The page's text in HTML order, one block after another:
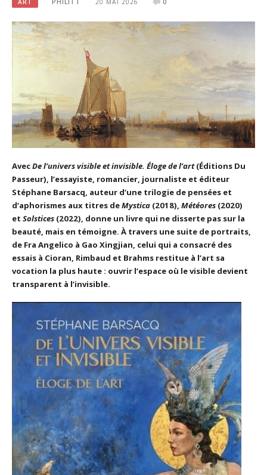
ART PHILITT 20 MAI 2026 0
AvecDe l’univers visible et invisible. Éloge de l’art(Éditions Du
Passeur), l’essayiste, romancier, journaliste et éditeur
Stéphane Barsacq, auteur d’une trilogie de pensées et
d’aphorismes aux titres deMystica (2018), Météores (2020)
et Solstices (2022), donne un livre qui ne disserte pas sur la
beauté, mais en témoigne. À travers une suite de portraits,
de Fra Angelico à Gao Xingjian, celui qui a consacré des
essais à Cioran, Rimbaud et Brahms restitue à l’art sa
vocation la plus haute : ouvrir l’espace où le visible devient
transparent à l’invisible.